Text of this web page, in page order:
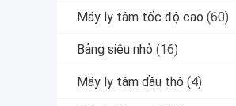
Máy ly tâm tốc độ cao (60)
Bảng siêu nhỏ (16)
Máy ly tâm dầu thô (4)